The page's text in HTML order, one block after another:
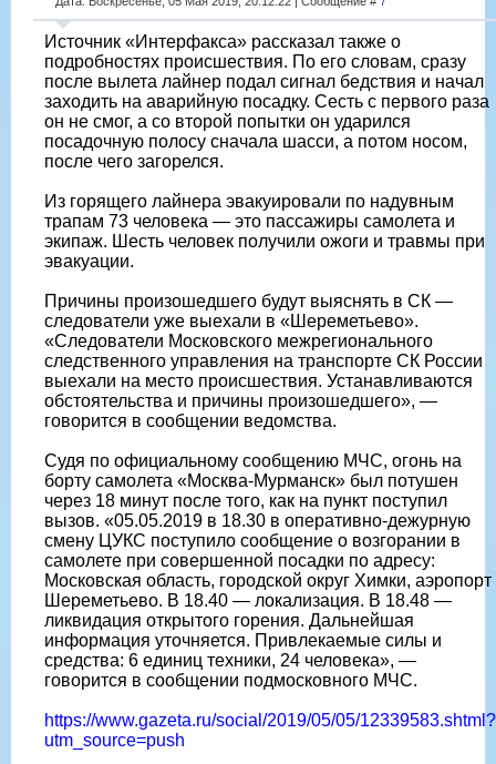
Источник «Интерфакса» рассказал также о
подробностях происшествия. По его словам, сразу
после вылета лайнер подал сигнал бедствия и начал
заходить на аварийную посадку. Сесть с первого раза
он не смог, а со второй попытки он ударился
посадочную полосу сначала шасси, а потом носом,
после чего загорелся.
Из горящего лайнера эвакуировали по надувным
трапам 73 человека — это пассажиры самолета и
экипаж. Шесть человек получили ожоги и травмы при
эвакуации.
Причины произошедшего будут выяснять в СК —
следователи уже выехали в «Шереметьево».
«Следователи Московского межрегионального
следственного управления на транспорте СК России
выехали на место происшествия. Устанавливаются
обстоятельства и причины произошедшего», —
говорится в сообщении ведомства.
Судя по официальному сообщению МЧС, огонь на
борту самолета «Москва-Мурманск» был потушен
через 18 минут после того, как на пункт поступил
вызов. «05.05.2019 в 18.30 в оперативно-дежурную
смену ЦУКС поступило сообщение о возгорании в
самолете при совершенной посадки по адресу:
Московская область, городской округ Химки, аэропорт
Шереметьево. В 18.40 — локализация. В 18.48 —
ликвидация открытого горения. Дальнейшая
информация уточняется. Привлекаемые силы и
средства: 6 единиц техники, 24 человека», —
говорится в сообщении подмосковного МЧС.
https://www.gazeta.ru/social/2019/05/05/12339583.shtml?
utm_source=push